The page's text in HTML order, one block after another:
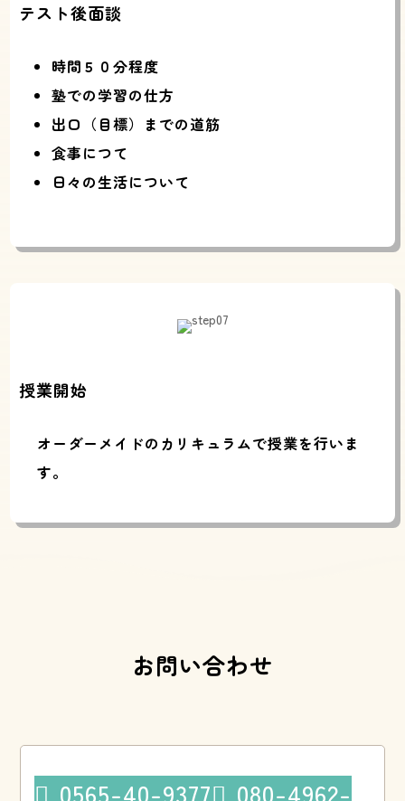
テスト後面談
時間５０分程度
塾での学習の仕方
出口（目標）までの道筋
食事につて
日々の生活について
授業開始
オーダーメイドのカリキュラムで授業を行いま
す。
お問い合わせ
 0565-40-9377 080-4962-